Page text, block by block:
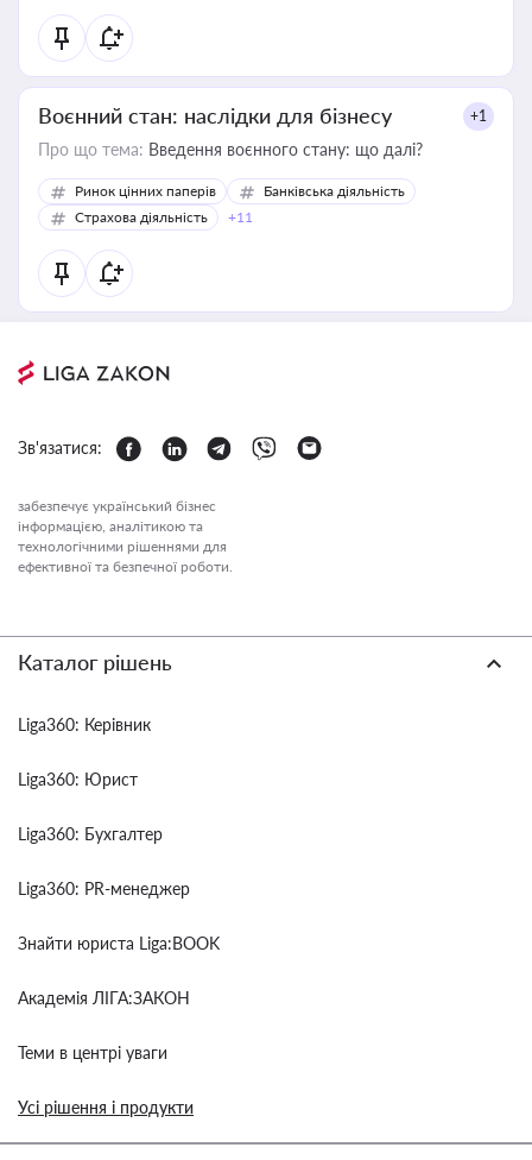
Воєнний стан: наслідки для бізнесу +1
Про що тема: Введення воєнного стану: що далі?
Ринок цінних паперів
Банківська діяльність
Страхова діяльність
+11
Зв'язатися:
забезпечує український бізнес
інформацією, аналітикою та
технологічними рішеннями для
ефективної та безпечної роботи.
Каталог рішень
Liga360: Керівник
Liga360: Юрист
Liga360: Бухгалтер
Liga360: PR-менеджер
Знайти юриста Liga:BOOK
Академія ЛІГА:ЗАКОН
Теми в центрі уваги
Усі рішення і продукти